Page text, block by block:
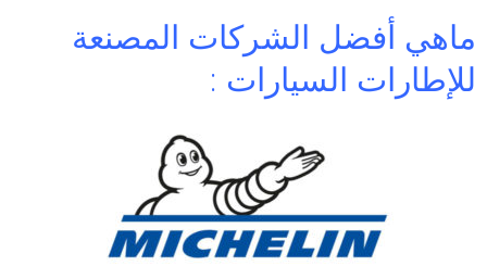
ماهي أفضل الشركات المصنعة
للإطارات السيارات :